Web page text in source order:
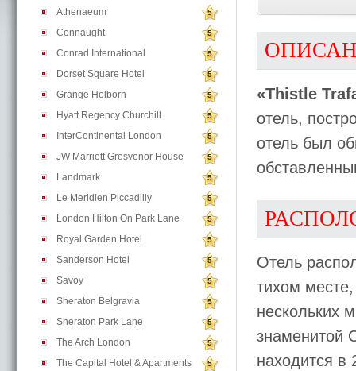
Athenaeum 5
Connaught 5
Conrad International 5
Dorset Square Hotel 5
Grange Holborn 5
Hyatt Regency Churchill 5
InterContinental London 5
JW Marriott Grosvenor House 5
Landmark 5
Le Meridien Piccadilly 5
London Hilton On Park Lane 5
Royal Garden Hotel 5
Sanderson Hotel 5
Savoy 5
Sheraton Belgravia 5
Sheraton Park Lane 5
The Arch London 5
The Capital Hotel & Apartments 5
«Thistle
отель,
отель был
Отель
тихом
нескольких
знаменитой
находится в